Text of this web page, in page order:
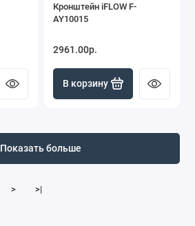
Кронштейн iFLOW F-
AY10015
2961.00р.
В корзину
> >|
Показать больше